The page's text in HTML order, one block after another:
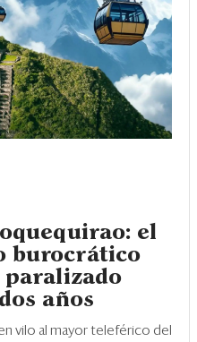
el
burocrático
paralizado
años
vilo al mayor teleférico del